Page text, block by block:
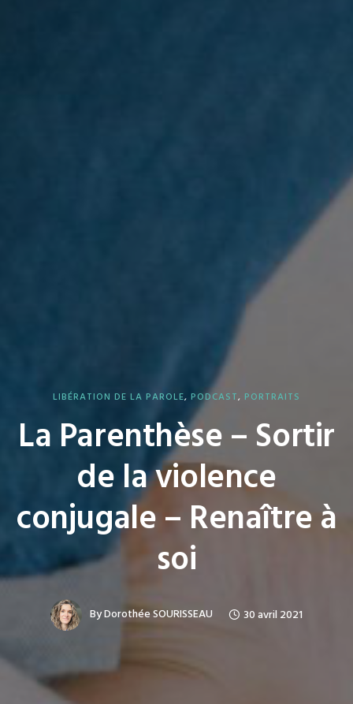
LIBÉRATION DE LA PAROLE, PODCAST, PORTRAITS
La Parenthèse – Sortir
de la violence
conjugale – Renaître à
soi
ByDorothée SOURISSEAU 30 avril 2021